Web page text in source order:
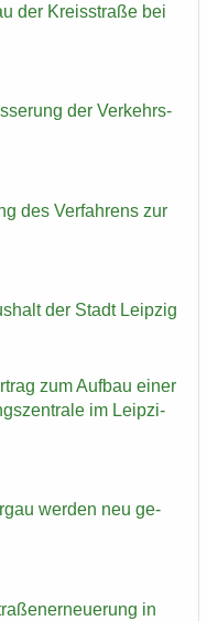
der Kreis­stra­ße bei
der Ver­kehrs­
des Ver­fah­rens zur
der Stadt Leip­zig
zum Auf­bau einer
im Leip­zi­
wer­den neu ge­
in